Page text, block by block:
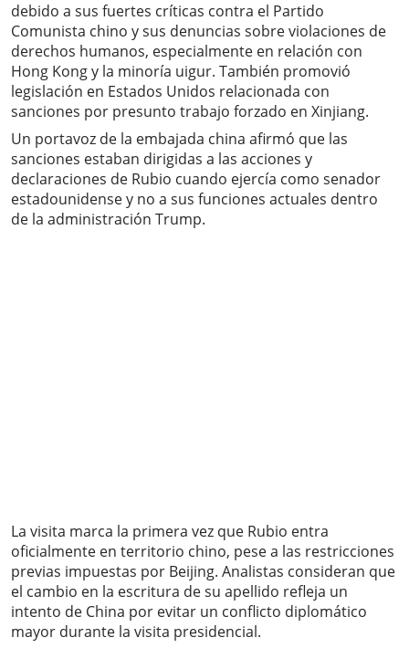
debido a sus fuertes críticas contra el Partido
Comunista chino y sus denuncias sobre violaciones de
derechos humanos, especialmente en relación con
Hong Kong y la minoría uigur. También promovió
legislación en Estados Unidos relacionada con
sanciones por presunto trabajo forzado en Xinjiang.
Un portavoz de la embajada china afirmó que las
sanciones estaban dirigidas a las acciones y
declaraciones de Rubio cuando ejercía como senador
estadounidense y no a sus funciones actuales dentro
de la administración Trump.
La visita marca la primera vez que Rubio entra
oficialmente en territorio chino, pese a las restricciones
previas impuestas por Beijing. Analistas consideran que
el cambio en la escritura de su apellido refleja un
intento de China por evitar un conflicto diplomático
mayor durante la visita presidencial.